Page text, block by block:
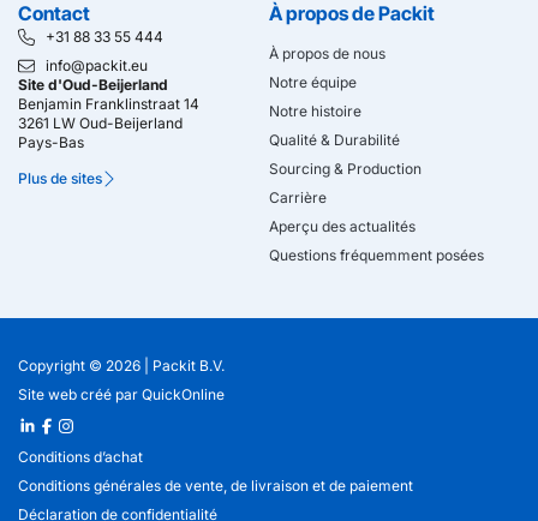
Contact
+31 88 33 55 444
info@packit.eu
Site d'Oud-Beijerland
Benjamin Franklinstraat 14
3261 LW Oud-Beijerland
Pays-Bas
Plus de sites
À propos de Packit
À propos de nous
Notre équipe
Notre histoire
Qualité & Durabilité
Sourcing & Production
Carrière
Aperçu des actualités
Questions fréquemment posées
Copyright © 2026 | Packit B.V.
Site web créé par QuickOnline
Conditions d’achat
Conditions générales de vente, de livraison et de paiement
Déclaration de confidentialité